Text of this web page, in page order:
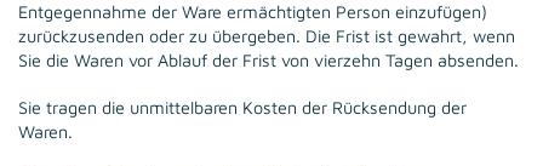
Entgegennahme der Ware ermächtigten Person einzufügen)
zurückzusenden oder zu übergeben. Die Frist ist gewahrt, wenn
Sie die Waren vor Ablauf der Frist von vierzehn Tagen absenden.
Sie tragen die unmittelbaren Kosten der Rücksendung der
Waren.